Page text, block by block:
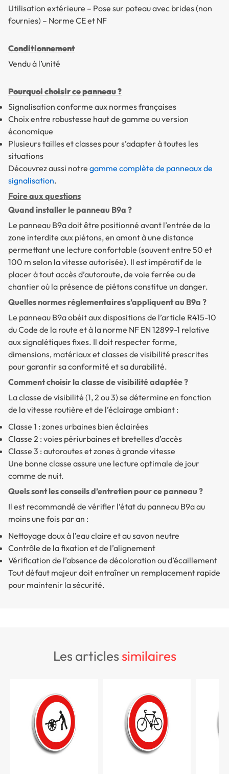
Utilisation extérieure – Pose sur poteau avec brides (non
fournies) – Norme CE et NF
Conditionnement
Vendu à l’unité
Pourquoi choisir ce panneau ?
Signalisation conforme aux normes françaises
Choix entre robustesse haut de gamme ou version
économique
Plusieurs tailles et classes pour s’adapter à toutes les
situations
Découvrez aussi notre gamme complète de panneaux de
signalisation.
Foire aux questions
Quand installer le panneau B9a ?
Le panneau B9a doit être positionné avant l’entrée de la
zone interdite aux piétons, en amont à une distance
permettant une lecture confortable (souvent entre 50 et
100 m selon la vitesse autorisée). Il est impératif de le
placer à tout accès d’autoroute, de voie ferrée ou de
chantier où la présence de piétons constitue un danger.
Quelles normes réglementaires s’appliquent au B9a ?
Le panneau B9a obéit aux dispositions de l’article R415-10
du Code de la route et à la norme NF EN 12899-1 relative
aux signalétiques fixes. Il doit respecter forme,
dimensions, matériaux et classes de visibilité prescrites
pour garantir sa conformité et sa durabilité.
Comment choisir la classe de visibilité adaptée ?
La classe de visibilité (1, 2 ou 3) se détermine en fonction
de la vitesse routière et de l’éclairage ambiant :
Classe 1 : zones urbaines bien éclairées
Classe 2 : voies périurbaines et bretelles d’accès
Classe 3 : autoroutes et zones à grande vitesse
Une bonne classe assure une lecture optimale de jour
comme de nuit.
Quels sont les conseils d’entretien pour ce panneau ?
Il est recommandé de vérifier l’état du panneau B9a au
moins une fois par an :
Nettoyage doux à l’eau claire et au savon neutre
Contrôle de la fixation et de l’alignement
Vérification de l’absence de décoloration ou d’écaillement
Tout défaut majeur doit entraîner un remplacement rapide
pour maintenir la sécurité.
les articlessimilaires